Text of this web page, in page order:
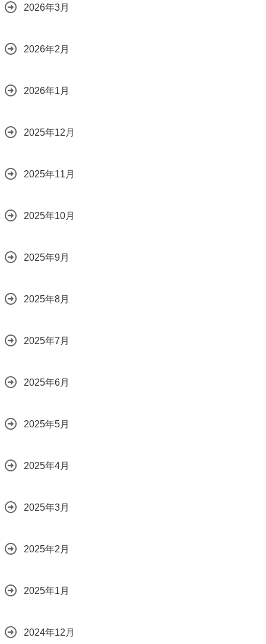
2026年3月
2026年2月
2026年1月
2025年12月
2025年11月
2025年10月
2025年9月
2025年8月
2025年7月
2025年6月
2025年5月
2025年4月
2025年3月
2025年2月
2025年1月
2024年12月